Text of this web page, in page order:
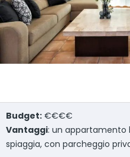
Budget: €€€€
Vantaggi: un appartamento
spiaggia, con parcheggio